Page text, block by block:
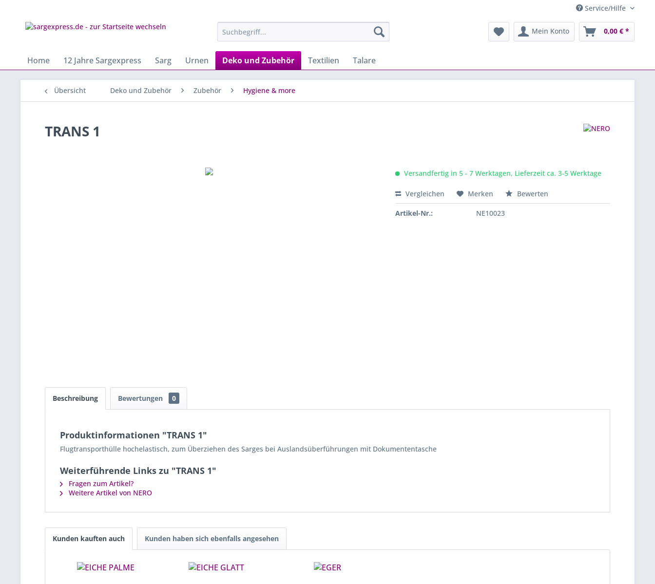
Service/Hilfe
Mein Konto 0,00 € *
Home 12 Jahre Sargexpress Sarg Urnen Deko und Zubehör Textilien Talare
Übersicht Deko und Zubehör Zubehör Hygiene & more
TRANS 1
Versandfertig in 5 - 7 Werktagen, Lieferzeit ca. 3-5 Werktage
Vergleichen Merken Bewerten
Artikel-Nr.: NE10023
Beschreibung Bewertungen 0
Produktinformationen "TRANS 1"
Flugtransporthülle hochelastisch, zum Überziehen des Sarges bei Auslandsüberführungen mit Dokumententasche
Weiterführende Links zu "TRANS 1"
Fragen zum Artikel?
Weitere Artikel von NERO
Kunden kauften auch Kunden haben sich ebenfalls angesehen